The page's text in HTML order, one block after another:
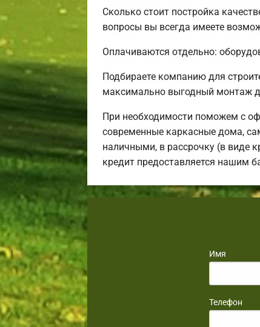
Сколько стоит постройка
вопросы вы всегда имеете
Оплачиваются отдельно:
Подбираете компанию для
максимально выгодный монтаж
При необходимости поможем с
современные каркасные дома,
наличными, в рассрочку (в виде
кредит предоставляется нашим
Имя
Телефон